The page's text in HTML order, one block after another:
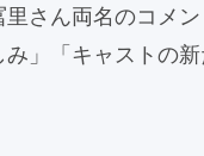
さん両名のコメ
」「キャストの